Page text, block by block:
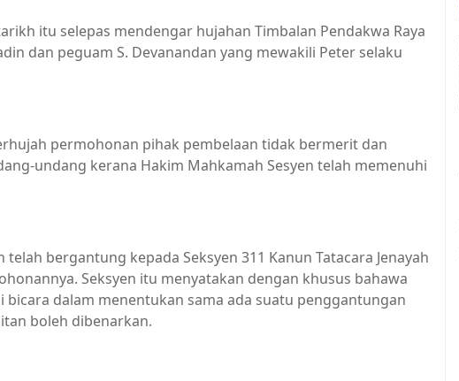
itu selepas mendengar hujahan Timbalan Pendakwa Raya
dan peguam S. Devanandan yang mewakili Peter selaku
permohonan pihak pembelaan tidak bermerit dan
undang kerana Hakim Mahkamah Sesyen telah memenuhi
bergantung kepada Seksyen 311 Kanun Tatacara Jenayah
Seksyen itu menyatakan dengan khusus bahawa
dalam menentukan sama ada suatu penggantungan
boleh dibenarkan.